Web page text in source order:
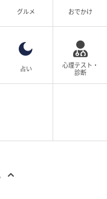
グルメ おでかけ
占い
心理テスト・
診断